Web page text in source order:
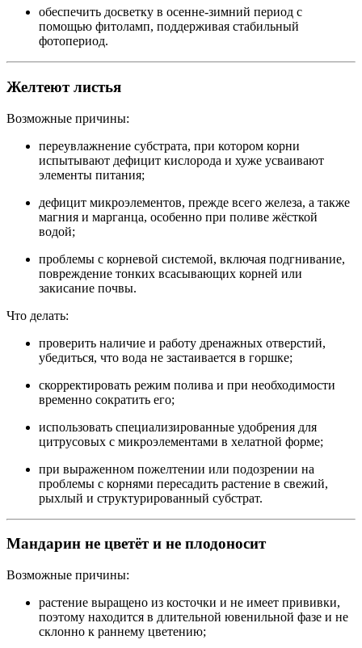
обеспечить досветку в осенне‑зимний период с
помощью фитоламп, поддерживая стабильный
фотопериод.
Желтеют листья
Возможные причины:
переувлажнение субстрата, при котором корни
испытывают дефицит кислорода и хуже усваивают
элементы питания;
дефицит микроэлементов, прежде всего железа, а также
магния и марганца, особенно при поливе жёсткой
водой;
проблемы с корневой системой, включая подгнивание,
повреждение тонких всасывающих корней или
закисание почвы.
Что делать:
проверить наличие и работу дренажных отверстий,
убедиться, что вода не застаивается в горшке;
скорректировать режим полива и при необходимости
временно сократить его;
использовать специализированные удобрения для
цитрусовых с микроэлементами в хелатной форме;
при выраженном пожелтении или подозрении на
проблемы с корнями пересадить растение в свежий,
рыхлый и структурированный субстрат.
Мандарин не цветёт и не плодоносит
Возможные причины:
растение выращено из косточки и не имеет прививки,
поэтому находится в длительной ювенильной фазе и не
склонно к раннему цветению;